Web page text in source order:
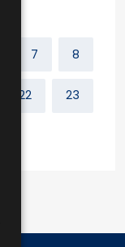
7 8
22 23